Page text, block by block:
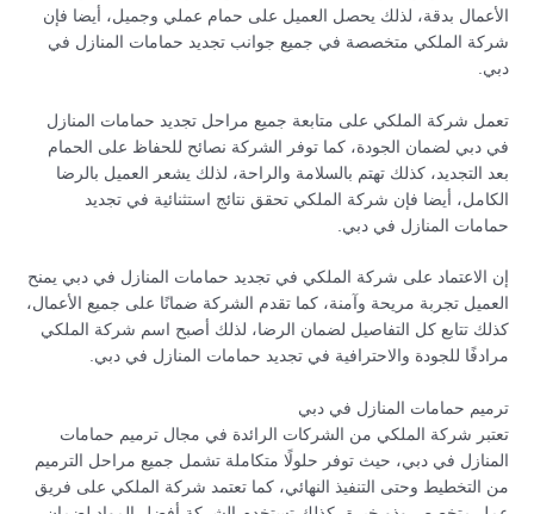
الأعمال بدقة، لذلك يحصل العميل على حمام عملي وجميل، أيضا فإن
شركة الملكي متخصصة في جميع جوانب تجديد حمامات المنازل في
دبي.
تعمل شركة الملكي على متابعة جميع مراحل تجديد حمامات المنازل
في دبي لضمان الجودة، كما توفر الشركة نصائح للحفاظ على الحمام
بعد التجديد، كذلك تهتم بالسلامة والراحة، لذلك يشعر العميل بالرضا
الكامل، أيضا فإن شركة الملكي تحقق نتائج استثنائية في تجديد
حمامات المنازل في دبي.
إن الاعتماد على شركة الملكي في تجديد حمامات المنازل في دبي يمنح
العميل تجربة مريحة وآمنة، كما تقدم الشركة ضمانًا على جميع الأعمال،
كذلك تتابع كل التفاصيل لضمان الرضا، لذلك أصبح اسم شركة الملكي
مرادفًا للجودة والاحترافية في تجديد حمامات المنازل في دبي.
ترميم حمامات المنازل في دبي
تعتبر شركة الملكي من الشركات الرائدة في مجال ترميم حمامات
المنازل في دبي، حيث توفر حلولًا متكاملة تشمل جميع مراحل الترميم
من التخطيط وحتى التنفيذ النهائي، كما تعتمد شركة الملكي على فريق